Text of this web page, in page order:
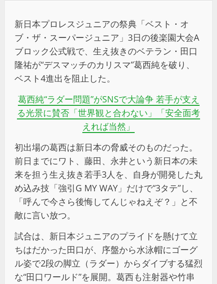
新日本プロレスジュニアの祭典「ベスト・オ
ブ・ザ・スーパージュニア」3日の後楽園大会A
ブロック公式戦で、生え抜きのベテラン・田口
隆祐が“デスマッチのカリスマ”葛西純を破り、
ベスト4進出を阻止した。
葛西純“ラダー問題”がSNSで大論争 若手が支え
る光景に賛否「世界観と合わない」「安全面考
えれば当然」
初出場の葛西は新日本の脅威そのものだった。
前日までにワト、藤田、永井という新日本の未
来を担う生え抜き若手3人を、自身が開発した丸
め込み技「強引G MY WAY」だけで“3タテ”し、
「呼んで今さら後悔してんじゃねえぞ？」と不
敵に言い放つ。
試合は、新日本ジュニアのプライドを懸けて立
ちはだかった田口が、序盤から水泳帽にゴーグ
ル姿で2段の脚立（ラダー）からダイブする猛烈
な“田口ワールド”を展開。葛西も注射器や竹串